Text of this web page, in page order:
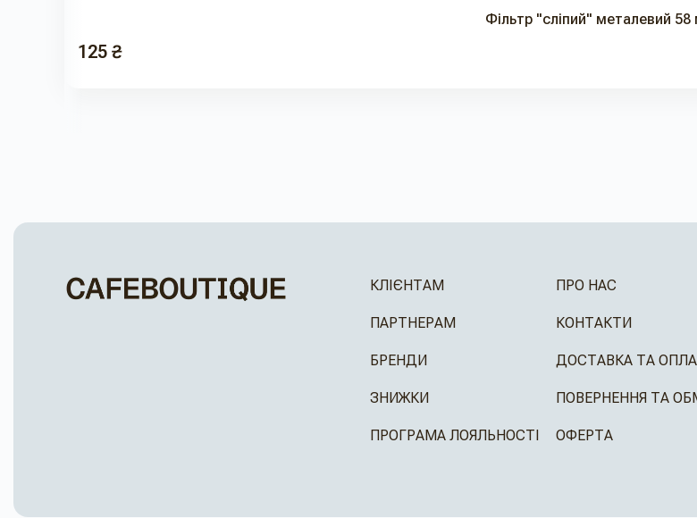
Фільтр "сліпий" металевий
125 ₴
КЛІЄНТАМ
ПАРТНЕРАМ
БРЕНДИ
ЗНИЖКИ
ПРОГРАМА ЛОЯЛЬНОСТІ
ПРО НАС
КОНТАКТИ
ДОСТАВКА ТА
ПОВЕРНЕННЯ ТА
ОФЕРТА